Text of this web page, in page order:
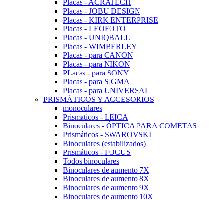
Placas - ACRATECH
Placas - JOBU DESIGN
Placas - KIRK ENTERPRISE
Placas - LEOFOTO
Placas - UNIQBALL
Placas - WIMBERLEY
Placas - para CANON
Placas - para NIKON
PLacas - para SONY
Placas - para SIGMA
Placas - para UNIVERSAL
PRISMÁTICOS Y ACCESORIOS
monoculares
Prismaticos - LEICA
Binoculares - ÓPTICA PARA COMETAS
Prismáticos - SWAROVSKI
Binoculares (estabilizados)
Prismáticos - FOCUS
Todos binoculares
Binoculares de aumento 7X
Binoculares de aumento 8X
Binoculares de aumento 9X
Binoculares de aumento 10X